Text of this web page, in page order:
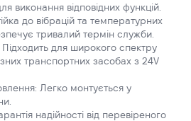
виконання відповідних функцій.
до вібрацій та температурних
тривалий термін служби.
Підходить для широкого спектру
транспортних засобах з 24V
Легко монтується у
надійності від перевіреного